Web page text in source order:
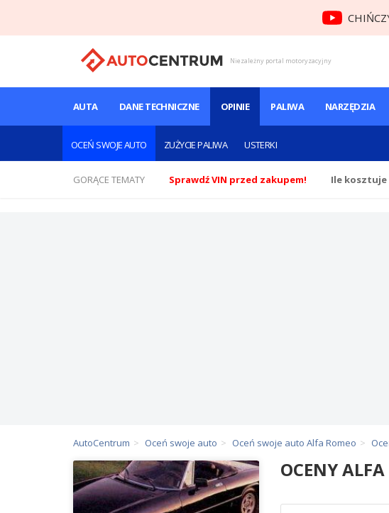
Niezależny portal motoryzacyjny
AUTA DANE TECHNICZNE OPINIE
OCEŃ SWOJE AUTO ZUŻYCIE PALIWA USTERKI
PALIWA NARZĘDZIA
GORĄCE TEMATY Sprawdź VIN przed zakupem! Ile kosztuje
AutoCentrum Oceń swoje auto Oceń swoje auto Alfa Romeo
OCENY